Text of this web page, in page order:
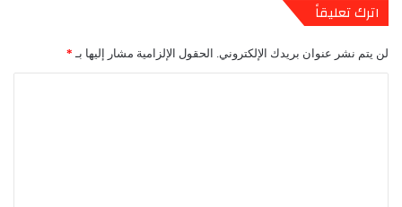
اترك تعليقاً
لن يتم نشر عنوان بريدك الإلكتروني. الحقول الإلزامية مشار إليها بـ *